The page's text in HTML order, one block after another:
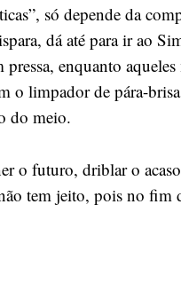
só depende da
dá até para ir ao
enquanto
o limpador de pára-
do meio.
o futuro, driblar o
tem jeito, pois no fim